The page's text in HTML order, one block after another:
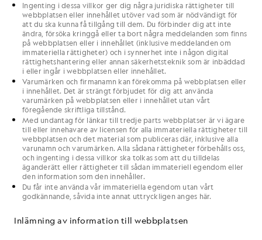
Ingenting i dessa villkor ger dig några juridiska rättigheter till
webbplatseneller innehållet utöver vad som är nödvändigt för
att du ska kunna få tillgång till dem. Du förbinder dig att inte
ändra, försöka kringgå eller ta bort några meddelanden som finns
på webbplatsen eller i innehållet (inklusive meddelanden om
immateriella rättigheter) och i synnerhet inte i någon digital
rättighetshantering eller annan säkerhetsteknik som är inbäddad
i eller ingår i webbplatseneller innehållet.
Varumärken och firmanamn kan förekomma på webbplatsen eller
i innehållet. Det är strängt förbjudet för dig att använda
varumärken på webbplatsen eller i innehållet utan vårt
föregående skriftliga tillstånd.
Med undantag för länkar till tredje parts webbplatser är vi ägare
till eller innehavare av licensen för alla immateriella rättigheter till
webbplatsen och det material som publiceras där, inklusive alla
varunamn och varumärken. Alla sådana rättigheter förbehålls oss,
och ingenting i dessa villkor ska tolkas som att du tilldelas
äganderätt eller rättigheter till sådan immateriell egendom eller
den information som den innehåller.
Du får inte använda vår immateriella egendom utan vårt
godkännande, såvida inte annat uttryckligen anges här.
Inlämning av information till webbplatsen